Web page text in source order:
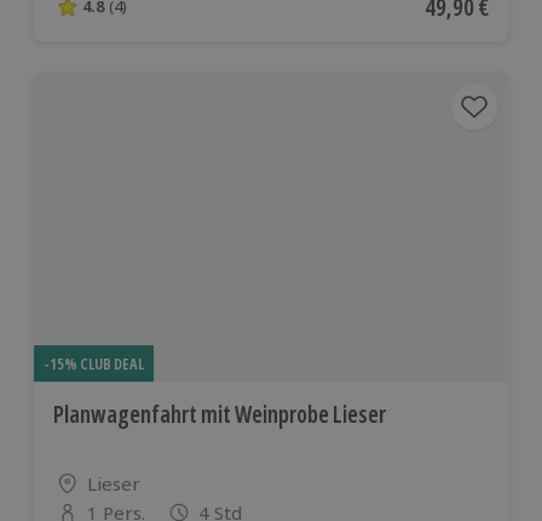
4.8 von 5 Sternen basierend auf 4 Bewertungen
4.8 (4) Aktueller
49,90 €
-15% CLUB DEAL
Planwagenfahrt mit Weinprobe Lieser
Standort
Lieser
1 Pers. 4 Std